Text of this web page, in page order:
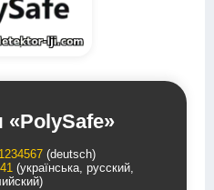
«PolySafe»
(deutsch)
(українська, русский,